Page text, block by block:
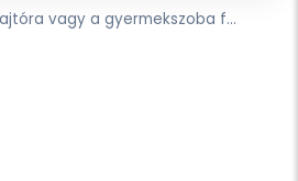
vagy a gyermekszoba f...